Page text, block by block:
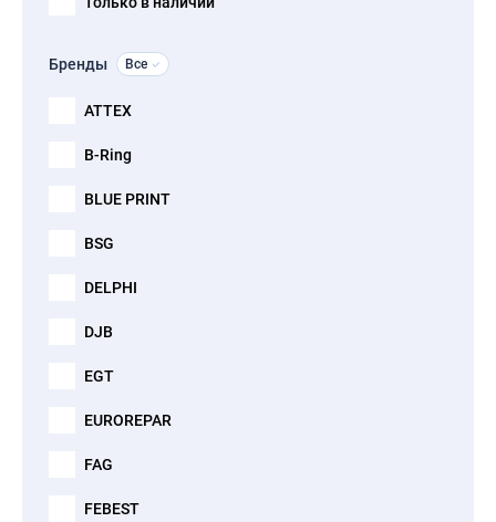
Бренды Все
ATTEX
B-Ring
BLUE PRINT
BSG
DELPHI
DJB
EGT
EUROREPAR
FAG
FEBEST